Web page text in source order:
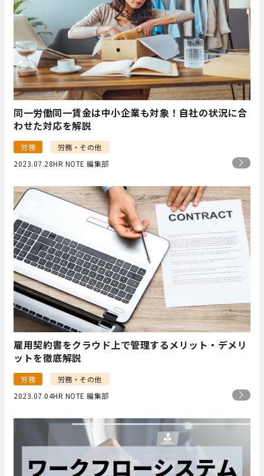
同一労働同一賃金は中小企業も対象！自社の状況に合
わせた対応を解説
労務
労務・その他
2023.07.28HR NOTE 編集部
雇用契約書をクラウド上で管理するメリット・デメリ
ットを徹底解説
労務
労務・その他
2023.07.04HR NOTE 編集部